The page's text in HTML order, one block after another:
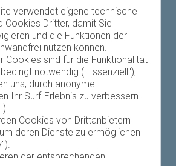
Liste
Morgen Montag
verwendet eigene technische
Cookies Dritter, damit Sie
und die Funktionen der
nutzen können.
Cookies sind für die Funktionalität
notwendig ("Essenziell"),
uns, durch anonyme
Ihr Surf-Erlebnis zu verbessern
Cookies von Drittanbietern
deren Dienste zu ermöglichen
der entsprechenden